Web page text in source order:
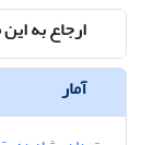
ارجاع به این
آمار